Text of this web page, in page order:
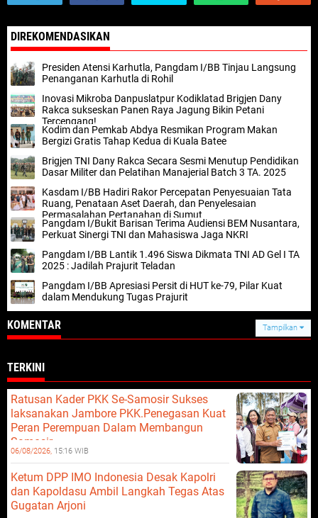
DIREKOMENDASIKAN
Presiden Atensi Karhutla, Pangdam I/BB Tinjau Langsung
Penanganan Karhutla di Rohil
Inovasi Mikroba Danpuslatpur Kodiklatad Brigjen Dany
Rakca sukseskan Panen Raya Jagung Bikin Petani
Tercengang!
Kodim dan Pemkab Abdya Resmikan Program Makan
Bergizi Gratis Tahap Kedua di Kuala Batee
Brigjen TNI Dany Rakca Secara Sesmi Menutup Pendidikan
Dasar Militer dan Pelatihan Manajerial Batch 3 TA. 2025
Kasdam I/BB Hadiri Rakor Percepatan Penyesuaian Tata
Ruang, Penataan Aset Daerah, dan Penyelesaian
Permasalahan Pertanahan di Sumut
Pangdam I/Bukit Barisan Terima Audiensi BEM Nusantara,
Perkuat Sinergi TNI dan Mahasiswa Jaga NKRI
Pangdam I/BB Lantik 1.496 Siswa Dikmata TNI AD Gel I TA
2025 : Jadilah Prajurit Teladan
Pangdam I/BB Apresiasi Persit di HUT ke-79, Pilar Kuat
dalam Mendukung Tugas Prajurit
KOMENTAR Tampilkan
TERKINI
Ratusan Kader PKK Se-Samosir Sukses
laksanakan Jambore PKK.Penegasan Kuat
Peran Perempuan Dalam Membangun
Samosir.
06/08/2026, 15:16 WIB
Ketum DPP IMO Indonesia Desak Kapolri
dan Kapoldasu Ambil Langkah Tegas Atas
Gugatan Arjoni